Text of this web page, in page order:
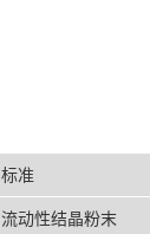
标准
流动性结晶粉末